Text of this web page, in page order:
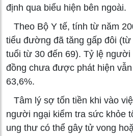
định qua biểu hiện bên ngoài.
Theo Bộ Y tế, tính từ năm
tiểu đường đã tăng gấp đôi
tuổi từ 30 đến 69). Tỷ lệ người
đồng chưa được phát hiện
63,6%.
Tâm lý sợ tốn tiền khi vào
người ngại kiểm tra sức khỏe
ung thư có thể gây tử vong